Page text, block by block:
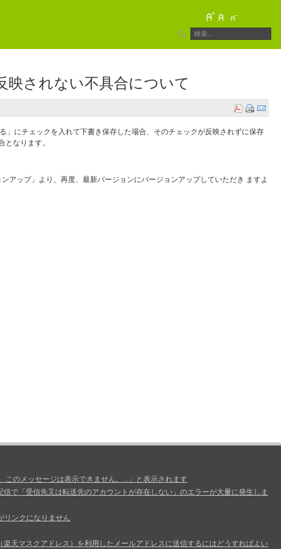
映されない不具合について
にチェックを入れて下書き保存した場合、そのチェックが反映されずに保存
なります。
ップ」より、再度、最新バージョンにバージョンアップしていただき ますよ
このメッセージは表示できません。...」と表示されます
で「受信先又は転送先のアカウントが存在しない」のエラーが大量に発生しま
リンクになりません
天マスクアドレス）を利用したメールアドレスに送信するにはどうすればよい